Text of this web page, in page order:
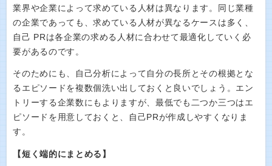
業界や企業によって求めている人材は異なります。同じ業種
の企業であっても、求めている人材が異なるケースは多く、
自己 PRは各企業の求める人材に合わせて最適化していく必
要があるのです。
そのためにも、自己分析によって自分の長所とその根拠とな
るエピソードを複数個洗い出しておくと良いでしょう。エン
トリーする企業数にもよりますが、最低でも二つか三つはエ
ピソードを用意しておくと、自己PRが作成しやすくなりま
す。
【短く端的にまとめる】